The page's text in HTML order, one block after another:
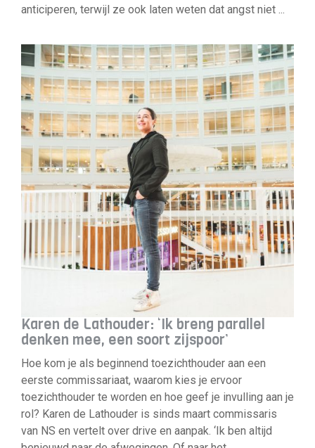
anticiperen, terwijl ze ook laten weten dat angst niet ...
Karen de Lathouder: ‘Ik breng parallel
denken mee, een soort zijspoor’
Hoe kom je als beginnend toezichthouder aan een
eerste commissariaat, waarom kies je ervoor
toezichthouder te worden en hoe geef je invulling aan je
rol? Karen de Lathouder is sinds maart commissaris
van NS en vertelt over drive en aanpak. ‘Ik ben altijd